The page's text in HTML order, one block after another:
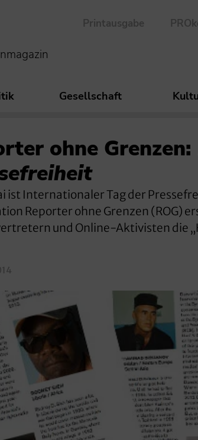
Printausgabe
Gesellschaft
ohne Grenzen:
ist Internationaler Tag der
Reporter ohne Grenzen (ROG)
und Online-Aktivisten die